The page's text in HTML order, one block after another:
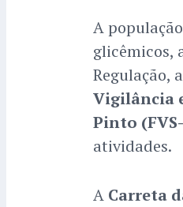
A
glicêmicos,
Regulação,
Vigilância
Pinto
atividades.
A Carreta